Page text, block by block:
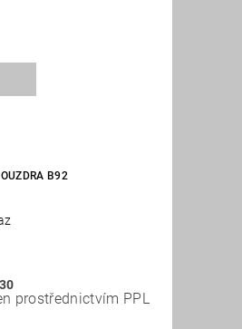
B92
prostřednictvím PPL